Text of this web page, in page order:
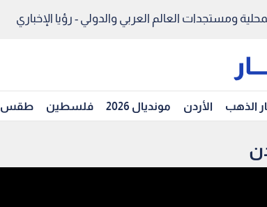
ومستجدات العالم العربي والدولي - رؤيا الإخباري
الذهب الأردن مونديال 2026 فلسطين طقس